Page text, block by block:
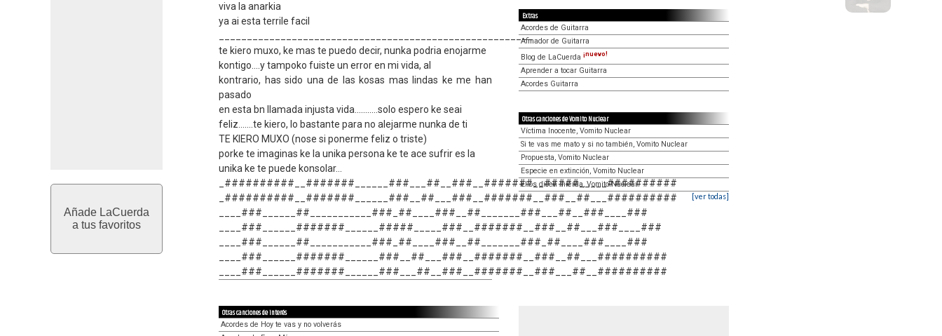
Añade LaCuerda
a tus favoritos
viva la anarkia
ya ai esta terrile facil
________________________________________________________
te kiero muxo, ke mas te puedo decir, nunka podria enojarme
kontigo....y tampoko fuiste un error en mi vida, al
kontrario, has sido una de las kosas mas lindas ke me han
pasado
en esta bn llamada injusta vida...........solo espero ke seai
feliz.......te kiero, lo bastante para no alejarme nunka de ti
TE KIERO MUXO (nose si ponerme feliz o triste)
porke te imaginas ke la unika persona ke te ace sufrir es la
unika ke te puede konsolar...
_##########__#######______###___##__###__#######__#####_____##########
_##########__#######______###__##___###__#######__###__##___##########
____###______##___________###_##____###__##_______###___##__###____###
____###______#######______#####_____###__#######__###__##___###____###
____###______##___________###_##____###__##_______###_##____###____###
____###______#######______###__##___###__#######__###__##___##########
____###______#######______###___##__###__#######__###___##__##########
Extras
Acordes de Guitarra
Afinador de Guitarra
Blog de LaCuerda ¡nuevo!
Aprender a tocar Guitarra
Acordes Guitarra
Otras canciones de Vomito Nuclear
Víctima Inocente, Vomito Nuclear
Si te vas me mato y si no también, Vomito Nuclear
Propuesta, Vomito Nuclear
Especie en extinción, Vomito Nuclear
Ellos dicen mierda, Vomito Nuclear
[ver todas]
Otras canciones de interés
Acordes de Hoy te vas y no volverás